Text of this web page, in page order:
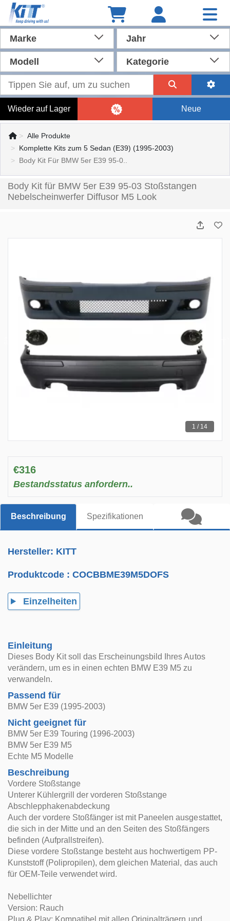
Marke Jahr
Modell Kategorie
Wieder auf Lager Neue
Alle Produkte
Komplette Kits zum 5 Sedan (E39) (1995-2003)
Body Kit Für BMW 5er E39 95-0..
Body Kit für BMW 5er E39 95-03 Stoßstangen
Nebelscheinwerfer Diffusor M5 Look
1 / 14
€316
Bestandsstatus anfordern..
Beschreibung Spezifikationen
Hersteller: KITT
Produktcode :COCBBME39M5DOFS
Einzelheiten
Einleitung
Dieses Body Kit soll das Erscheinungsbild Ihres Autos
verändern, um es in einen echten BMW E39 M5 zu
verwandeln.
Passend für
BMW 5er E39 (1995-2003)
Nicht geeignet für
BMW 5er E39 Touring (1996-2003)
BMW 5er E39 M5
Echte M5 Modelle
Beschreibung
Vordere Stoßstange
Unterer Kühlergrill der vorderen Stoßstange
Abschlepphakenabdeckung
Auch der vordere Stoßfänger ist mit Paneelen ausgestattet,
die sich in der Mitte und an den Seiten des Stoßfängers
befinden (Aufprallstreifen).
Diese vordere Stoßstange besteht aus hochwertigem PP-
Kunststoff (Polipropilen), dem gleichen Material, das auch
für OEM-Teile verwendet wird.
Nebellichter
Version: Rauch
Plug & Play: Kompatibel mit allen Originalträgern und